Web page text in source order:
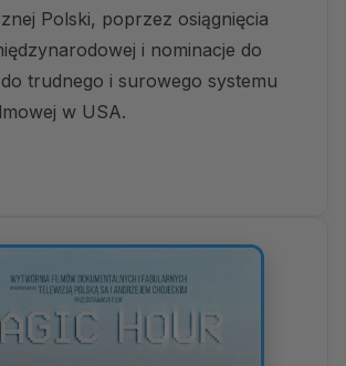
Polski, poprzez osiągnięcia
i nominacje do
trudnego i surowego systemu
w USA.